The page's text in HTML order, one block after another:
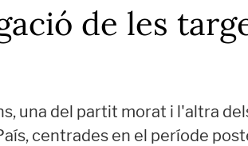
de les
una del partit morat i l'altra
centrades en el període